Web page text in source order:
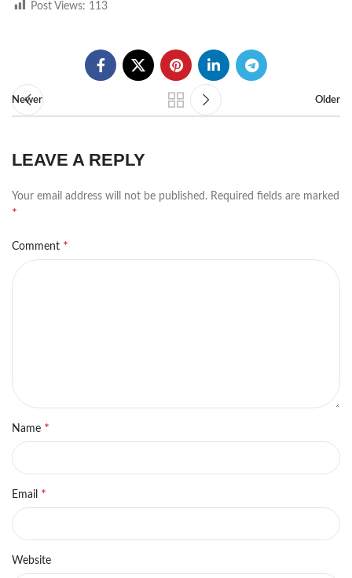
Post Views: 113
Newer Older
LEAVE A REPLY
Your email address will not be published. Required fields are marked
*
Comment *
Name *
Email *
Website